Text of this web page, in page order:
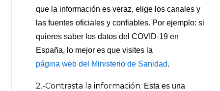
que la información es veraz, elige los canales y
las fuentes oficiales y confiables. Por ejemplo: si
quieres saber los datos del COVID-19 en
España, lo mejor es que visites la
página web del Ministerio de Sanidad.
2.-Contrasta la información: Esta es una